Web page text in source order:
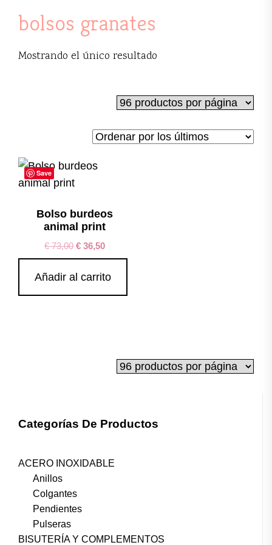
bolsos granates
Mostrando el único resultado
Save
Bolso burdeos
animal print
€73,00 € 36,50
Añadir al carrito
Categorías De Productos
ACERO INOXIDABLE
Anillos
Colgantes
Pendientes
Pulseras
BISUTERÍA Y COMPLEMENTOS